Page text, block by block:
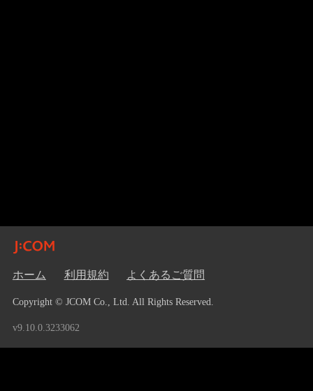
ホーム 利用規約 よくあるご質問
Copyright © JCOM Co., Ltd. All Rights Reserved.
v9.10.0.3233062